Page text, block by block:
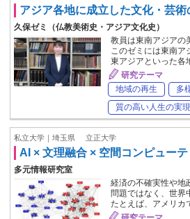
アジア各地に成立した文化・芸
久保ゼミ（仏教美術史・アジア文化史）
教員は東南アジアの
このゼミには東南ア
東アジアといった
研究テーマ
地域の再生
多
質の高い人生の実現
私立大学｜埼玉県 立正大学
AI × 文理融合 × 空間コンピュー
多元情報研究室
経済の不確実性や地
問題ではなく、世界
たとえば、アメリ